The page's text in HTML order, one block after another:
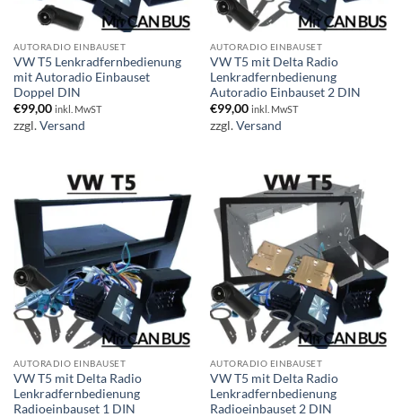
AUTORADIO EINBAUSET
VW T5 Lenkradfernbedienung
mit Autoradio Einbauset
Doppel DIN
€99,00 inkl. MwST
zzgl.Versand
AUTORADIO EINBAUSET
VW T5 mit Delta Radio
Lenkradfernbedienung
Autoradio Einbauset 2 DIN
€99,00 inkl. MwST
zzgl.Versand
AUTORADIO EINBAUSET
VW T5 mit Delta Radio
Lenkradfernbedienung
Radioeinbauset 1 DIN
AUTORADIO EINBAUSET
VW T5 mit Delta Radio
Lenkradfernbedienung
Radioeinbauset 2 DIN